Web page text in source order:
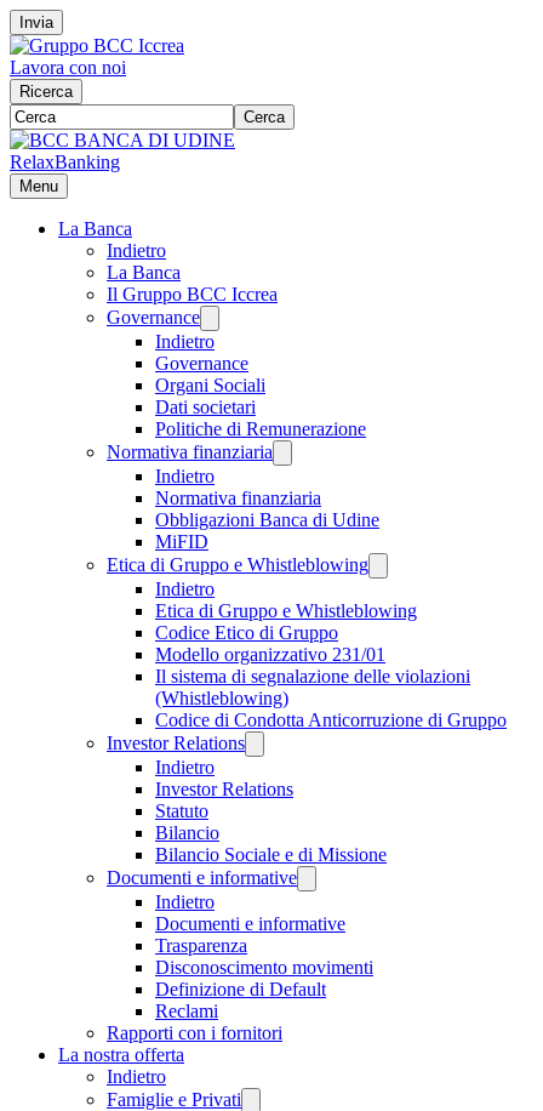
Invia
Lavora con noi
Ricerca
Cerca
RelaxBanking
Menu
La Banca
Indietro
La Banca
Il Gruppo BCC Iccrea
Governance
Indietro
Governance
Organi Sociali
Dati societari
Politiche di Remunerazione
Normativa finanziaria
Indietro
Normativa finanziaria
Obbligazioni Banca di Udine
MiFID
Etica di Gruppo e Whistleblowing
Indietro
Etica di Gruppo e Whistleblowing
Codice Etico di Gruppo
Modello organizzativo 231/01
Il sistema di segnalazione delle violazioni
(Whistleblowing)
Codice di Condotta Anticorruzione di Gruppo
Investor Relations
Indietro
Investor Relations
Statuto
Bilancio
Bilancio Sociale e di Missione
Documenti e informative
Indietro
Documenti e informative
Trasparenza
Disconoscimento movimenti
Definizione di Default
Reclami
Rapporti con i fornitori
La nostra offerta
Indietro
Famiglie e Privati